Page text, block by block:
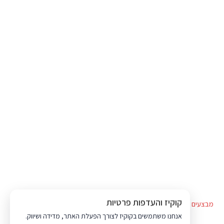
מבצעים מועדון לקוחות שובר מתנהקוקיז והעדפות פרטיות
אנחנו משתמשים בקוקיז לצורך הפעלת האתר, מדידה ושיווק.